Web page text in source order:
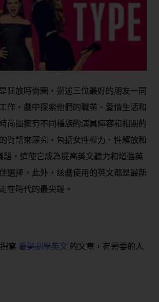
狂放時尚圈，描述三位最好的朋友一同
作，劇中探索他們的職業、愛情生活和
尚圈擁有不同種族的演員陣容和相關的
對話來深究，包括女性權力、性解放和
題，這使它成為提高英文聽力和增強英
選擇，此外，該劇使用的英文都是最新
在時代的最尖端。
寫 看美劇學英文 的文章，有需要的人